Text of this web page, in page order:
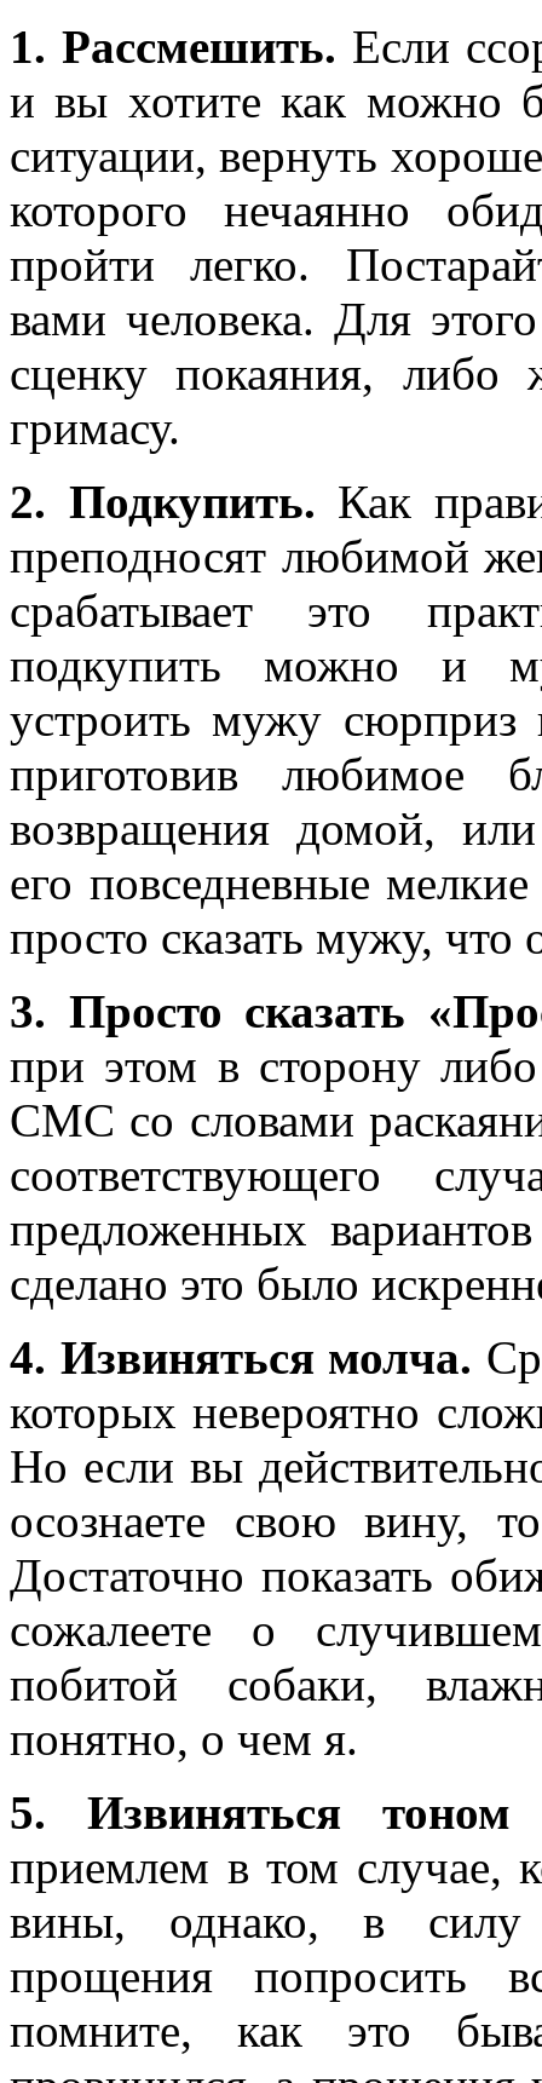
1. Рассмешить. Если
и вы хотите как можно
ситуации, вернуть
которого нечаянно
пройти легко.
вами человека. Для
сценку покаяния,
гримасу.
2. Подкупить. Как
преподносят любимой
срабатывает это
подкупить можно и
устроить мужу сюрприз
приготовив любимое
возвращения домой,
его повседневные
просто сказать мужу,
3. Просто сказать
при этом в сторону либо
СМС со словами
соответствующего
предложенных
сделано это было
4. Извиняться молча.
которых невероятно
Но если вы
осознаете свою вину,
Достаточно показать
сожалеете о
побитой собаки,
понятно, о чем я.
5. Извиняться тоном
приемлем в том случае,
вины, однако, в силу
прощения попросить
помните, как это